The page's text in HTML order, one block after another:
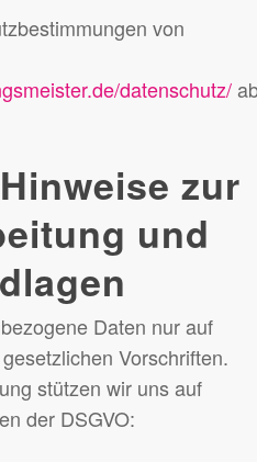
von
datenschutz/
zur
und
Daten nur auf
Vorschriften.
stützen wir uns auf
der DSGVO: